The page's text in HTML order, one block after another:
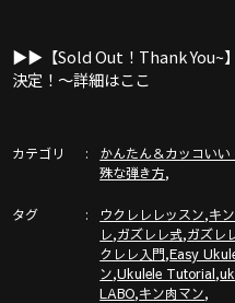
▶︎▶︎【Sold Out！Thank You~
決定！〜詳細はここ
🔶ガズの電子書籍新刊「ごき
https://gazzlele.com/
カテゴリ かんたん＆カッコいい
殊な弾き方,
タグ ウクレレレッスン,キ
レ,ガズレレ式,ガズレ
クレレ入門,Easy
ン,Ukulele Tutorial,
LABO,キン肉マン,